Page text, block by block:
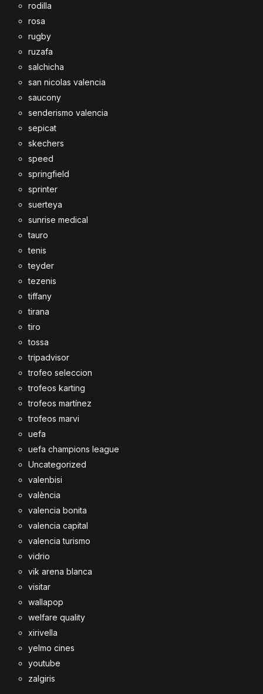
rodilla
rosa
rugby
ruzafa
salchicha
san nicolas valencia
saucony
senderismo valencia
sepicat
skechers
speed
springfield
sprinter
suerteya
sunrise medical
tauro
tenis
teyder
tezenis
tiffany
tirana
tiro
tossa
tripadvisor
trofeo seleccion
trofeos karting
trofeos martínez
trofeos marvi
uefa
uefa champions league
Uncategorized
valenbisi
valència
valencia bonita
valencia capital
valencia turismo
vidrio
vik arena blanca
visitar
wallapop
welfare quality
xirivella
yelmo cines
youtube
zalgiris